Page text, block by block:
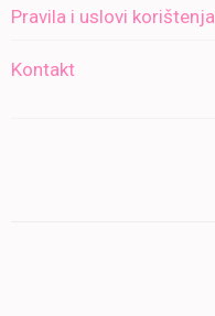
Pravila i uslovi korištenja
Kontakt